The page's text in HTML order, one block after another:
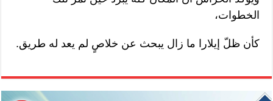
الخطوات،
كأن ظلّ إيلارا ما زال يبحث عن خلاصٍ لم يعد له طريق.